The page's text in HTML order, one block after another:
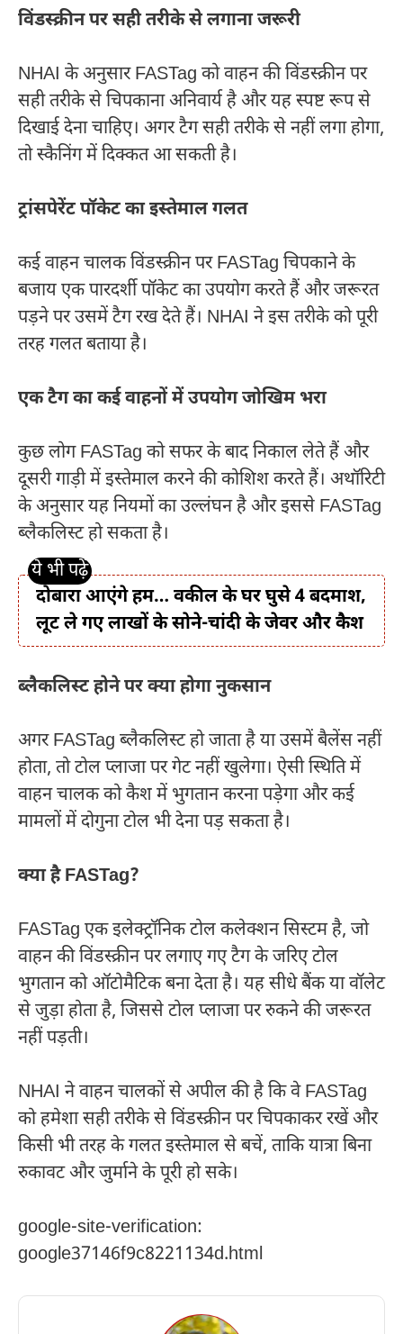
विंडस्क्रीन पर सही तरीके से लगाना जरूरी
NHAI के अनुसार FASTag को वाहन की विंडस्क्रीन पर
सही तरीके से चिपकाना अनिवार्य है और यह स्पष्ट रूप से
दिखाई देना चाहिए। अगर टैग सही तरीके से नहीं लगा होगा,
तो स्कैनिंग में दिक्कत आ सकती है।
ट्रांसपेरेंट पॉकेट का इस्तेमाल गलत
कई वाहन चालक विंडस्क्रीन पर FASTag चिपकाने के
बजाय एक पारदर्शी पॉकेट का उपयोग करते हैं और जरूरत
पड़ने पर उसमें टैग रख देते हैं। NHAI ने इस तरीके को पूरी
तरह गलत बताया है।
एक टैग का कई वाहनों में उपयोग जोखिम भरा
कुछ लोग FASTag को सफर के बाद निकाल लेते हैं और
दूसरी गाड़ी में इस्तेमाल करने की कोशिश करते हैं। अथॉरिटी
के अनुसार यह नियमों का उल्लंघन है और इससे FASTag
ब्लैकलिस्ट हो सकता है।
दोबारा आएंगे हम… वकील के घर घुसे 4 बदमाश,
लूट ले गए लाखों के सोने-चांदी के जेवर और कैश
ब्लैकलिस्ट होने पर क्या होगा नुकसान
अगर FASTag ब्लैकलिस्ट हो जाता है या उसमें बैलेंस नहीं
होता, तो टोल प्लाजा पर गेट नहीं खुलेगा। ऐसी स्थिति में
वाहन चालक को कैश में भुगतान करना पड़ेगा और कई
मामलों में दोगुना टोल भी देना पड़ सकता है।
क्या है FASTag?
FASTag एक इलेक्ट्रॉनिक टोल कलेक्शन सिस्टम है, जो
वाहन की विंडस्क्रीन पर लगाए गए टैग के जरिए टोल
भुगतान को ऑटोमैटिक बना देता है। यह सीधे बैंक या वॉलेट
से जुड़ा होता है, जिससे टोल प्लाजा पर रुकने की जरूरत
नहीं पड़ती।
NHAI ने वाहन चालकों से अपील की है कि वे FASTag
को हमेशा सही तरीके से विंडस्क्रीन पर चिपकाकर रखें और
किसी भी तरह के गलत इस्तेमाल से बचें, ताकि यात्रा बिना
रुकावट और जुर्माने के पूरी हो सके।
google-site-verification:
google37146f9c8221134d.html